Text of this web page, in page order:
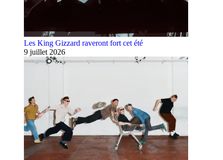
Les King Gizzard raveront fort cet été
9 juillet 2026